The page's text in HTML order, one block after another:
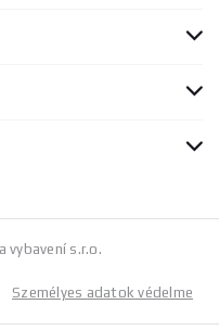
s.r.o.
Személyes adatok védelme